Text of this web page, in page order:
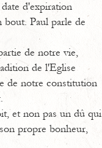
d'expiration
bout. Paul parle de
de notre vie,
de l'Eglise
de notre constitution
et non pas un dû qui
propre bonheur,